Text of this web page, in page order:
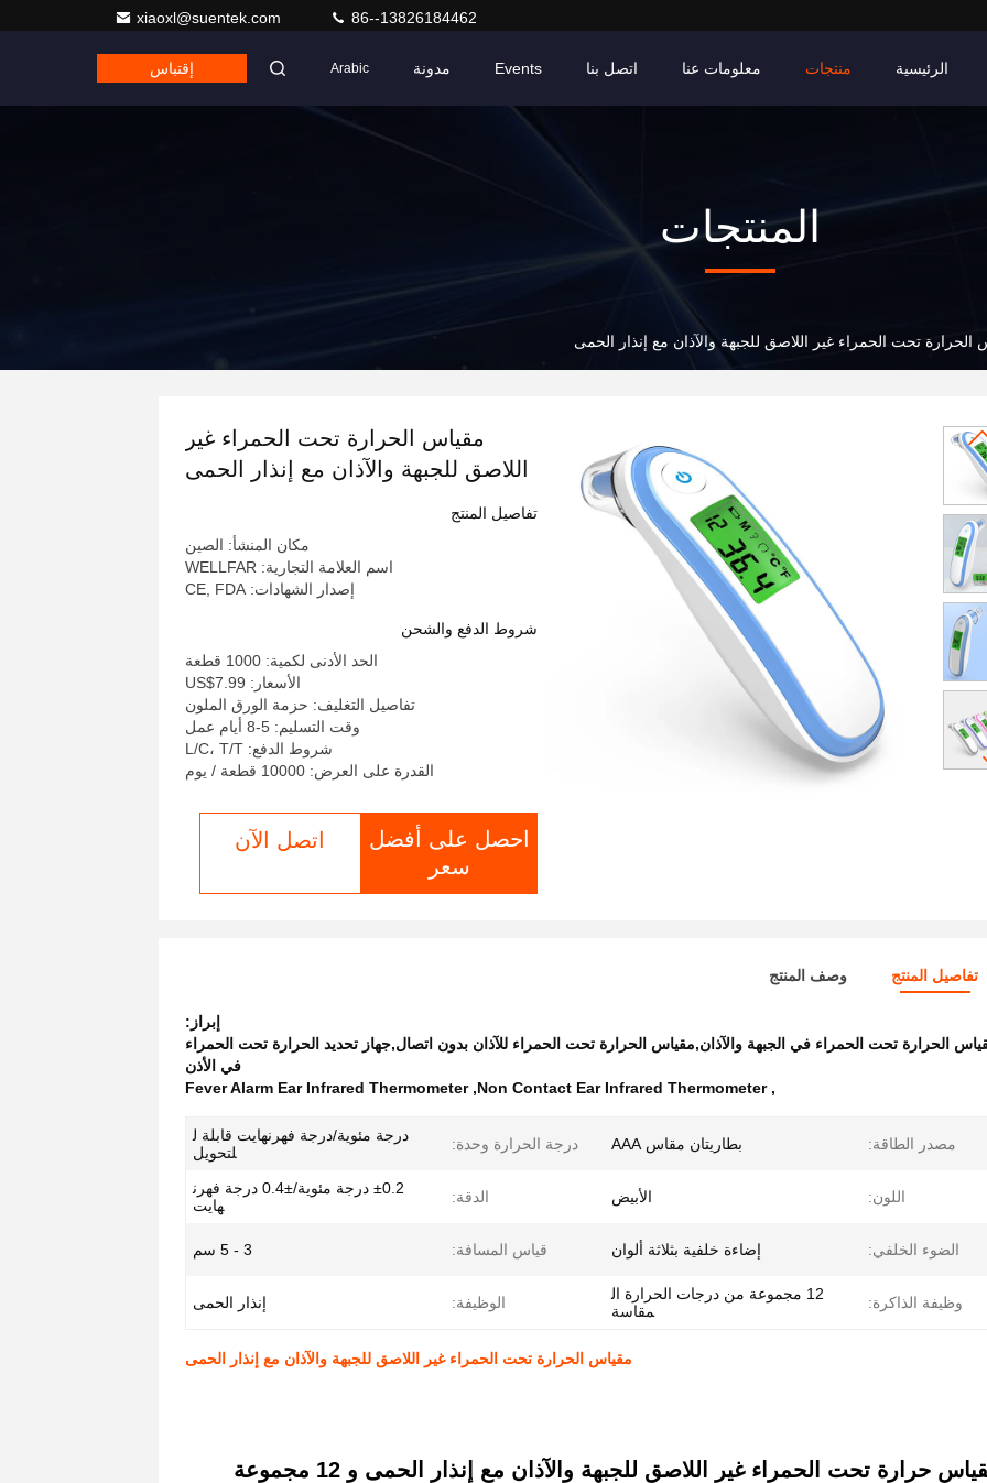
xiaoxl@suentek.com 86--13826184462
الرئيسية منتجات معلومات عنا اتصل بنا Events مدونة Arabic إقتباس
المنتجات
الحرارة تحت الحمراء غير اللاصق للجبهة والآذان مع إنذار الحمى
مقياس الحرارة تحت الحمراء غير
اللاصق للجبهة والآذان مع إنذار الحمى
تفاصيل المنتج
مكان المنشأ: الصين
اسم العلامة التجارية: WELLFAR
إصدار الشهادات: CE, FDA
شروط الدفع والشحن
الحد الأدنى لكمية: 1000 قطعة
الأسعار: US$7.99
تفاصيل التغليف: حزمة الورق الملون
وقت التسليم: 5-8 أيام عمل
شروط الدفع: L/C، T/T
القدرة على العرض: 10000 قطعة / يوم
احصل على أفضل
سعر
اتصل الآن
تفاصيل المنتج وصف المنتج
إبراز:
الحرارة تحت الحمراء في الجبهة والآذان,مقياس الحرارة تحت الحمراء للآذان بدون اتصال,جهاز تحديد الحرارة تحت الحمراء
في الأذن
,
Non Contact Ear Infrared Thermometer
,
Fever Alarm Ear Infrared Thermometer
مصدر الطاقة: بطاريتان مقاس AAA درجة الحرارة وحدة:
درجة مئوية/درجة فهرنهايت قابلة ل
لتحويل
اللون: الأبيض الدقة:
±0.2 درجة مئوية/±0.4 درجة فهرن
هايت
الضوء الخلفي: إضاءة خلفية بثلاثة ألوان قياس المسافة: 3 - 5 سم
وظيفة الذاكرة:
12 مجموعة من درجات الحرارة ال
مقاسة
الوظيفة: إنذار الحمى
مقياس الحرارة تحت الحمراء غير اللاصق للجبهة والآذان مع إنذار الحمى
مقياس حرارة تحت الحمراء غير اللاصق للجبهة والآذان مع إنذار الحمى و 12 مجموعة